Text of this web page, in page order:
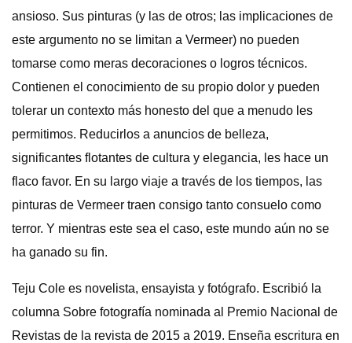
ansioso. Sus pinturas (y las de otros; las implicaciones de
este argumento no se limitan a Vermeer) no pueden
tomarse como meras decoraciones o logros técnicos.
Contienen el conocimiento de su propio dolor y pueden
tolerar un contexto más honesto del que a menudo les
permitimos. Reducirlos a anuncios de belleza,
significantes flotantes de cultura y elegancia, les hace un
flaco favor. En su largo viaje a través de los tiempos, las
pinturas de Vermeer traen consigo tanto consuelo como
terror. Y mientras este sea el caso, este mundo aún no se
ha ganado su fin.
Teju Cole es novelista, ensayista y fotógrafo. Escribió la
columna Sobre fotografía nominada al Premio Nacional de
Revistas de la revista de 2015 a 2019. Enseña escritura en